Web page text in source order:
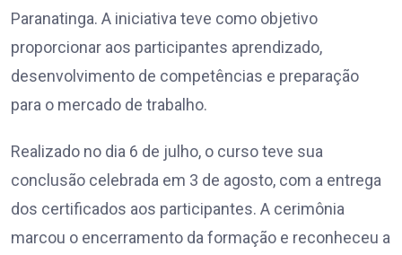
Paranatinga. A iniciativa teve como objetivo
proporcionar aos participantes aprendizado,
desenvolvimento de competências e preparação
para o mercado de trabalho.
Realizado no dia 6 de julho, o curso teve sua
conclusão celebrada em 3 de agosto, com a entrega
dos certificados aos participantes. A cerimônia
marcou o encerramento da formação e reconheceu a